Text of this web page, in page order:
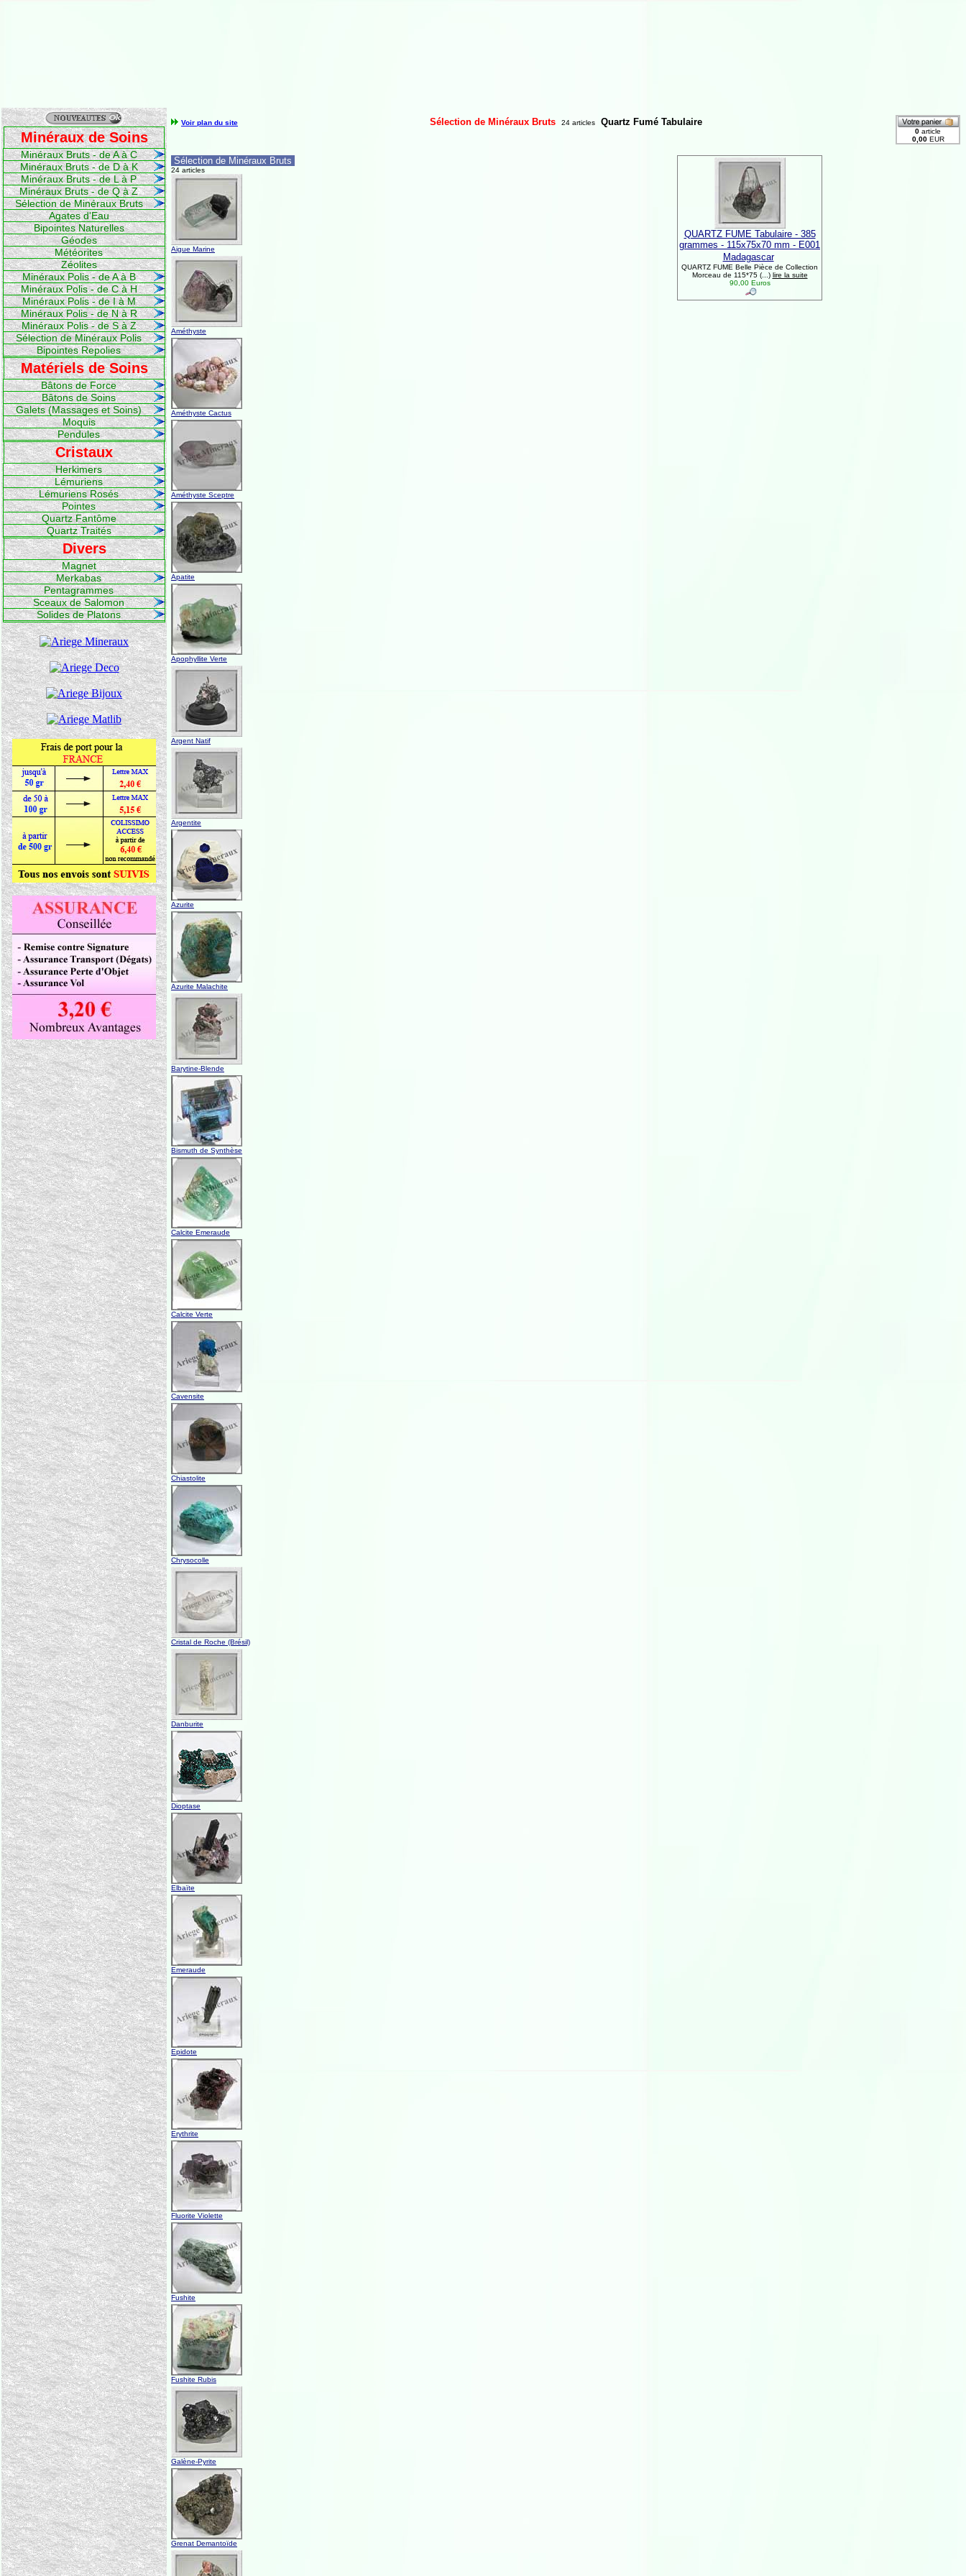
Minéraux de Soins
Minéraux Bruts - de A à C
Minéraux Bruts - de D à K
Minéraux Bruts - de L à P
Minéraux Bruts - de Q à Z
Sélection de Minéraux Bruts
Agates d'Eau
Bipointes Naturelles
Géodes
Météorites
Zéolites
Minéraux Polis - de A à B
Minéraux Polis - de C à H
Minéraux Polis - de I à M
Minéraux Polis - de N à R
Minéraux Polis - de S à Z
Sélection de Minéraux Polis
Bipointes Repolies
Matériels de Soins
Bâtons de Force
Bâtons de Soins
Galets (Massages et Soins)
Moquis
Pendules
Cristaux
Herkimers
Lémuriens
Lémuriens Rosés
Pointes
Quartz Fantôme
Quartz Traités
Divers
Magnet
Merkabas
Pentagrammes
Sceaux de Salomon
Solides de Platons
Voir plan du site Sélection de Minéraux Bruts 24 articles Quartz Fumé Tabulaire
Sélection de Minéraux Bruts
24 articles
Aigue Marine
Améthyste
Améthyste Cactus
Améthyste Sceptre
Apatite
Apophyllite Verte
Argent Natif
Argentite
Azurite
Azurite Malachite
Barytine-Blende
Bismuth de Synthèse
Calcite Emeraude
Calcite Verte
Cavensite
Chiastolite
Chrysocolle
Cristal de Roche (Brésil)
Danburite
Dioptase
Elbaïte
Emeraude
Epidote
Erythrite
Fluorite Violette
Fushite
Fushite Rubis
Galène-Pyrite
Grenat Demantoïde
QUARTZ FUME Tabulaire - 385
grammes - 115x75x70 mm - E001
Madagascar
QUARTZ FUME Belle Pièce de Collection
Morceau de 115*75 (...) lire la suite
90,00 Euros